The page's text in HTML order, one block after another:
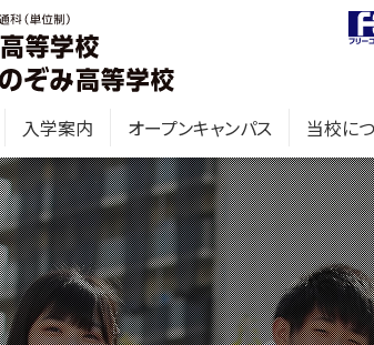
入学案内 オープンキャンパス 当校に